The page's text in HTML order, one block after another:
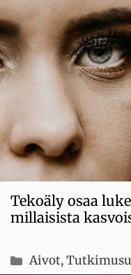
Tekoäly osaa
millaisista
Kategoriat
Aivot,